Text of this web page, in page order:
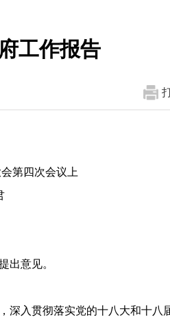
工作报告
第四次会议上
出意见。
入贯彻落实党的十八大和十八